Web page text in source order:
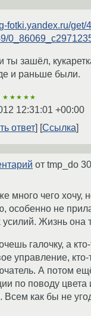
fotki.yandex.ru/get/
зашёл,
и раньше были.
★★★★★
12:31:01 +00:00
ответ
Ссылка
от tmp_do
много чего хочу,
особенно не
усилий. Жизнь она
галочку, а
управление,
А потом
по поводу цвета
Всем как бы не